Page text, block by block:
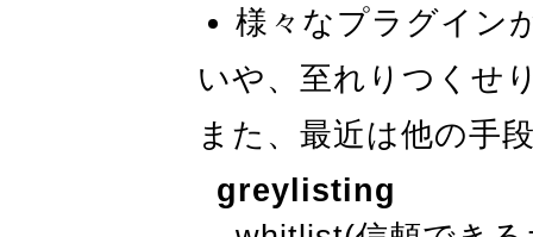
様々なプラグイン
いや、至れりつくせ
また、最近は他の手
greylisting